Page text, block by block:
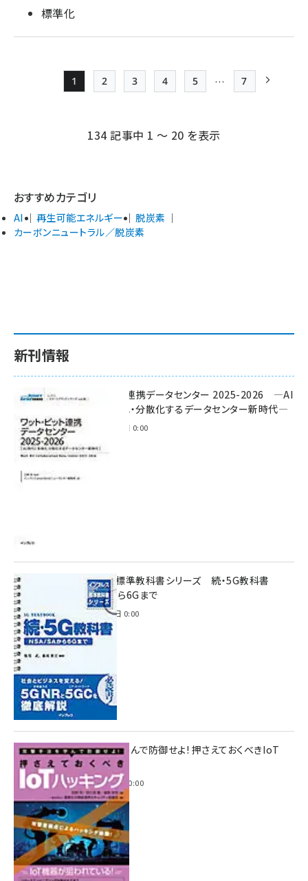
標準化
ジ
Page
1
Page
2
Page
3
Page
4
Page
5 …
最終ページ
7
134 記事中 1 ～ 20 を表示
おすすめカテゴリ
AI 再生可能エネルギー
脱炭素
カーボンニュートラル／脱炭素
新刊情報
ワット・ビット連携データセンター 2025-2026 ―AI
時代に多様化・分散化するデータセンター新時代―
2025年11月28日 0:00
インプレス標準教科書シリーズ 続・5G教科書
NSA/SAから6Gまで
2023年4月3日 0:00
攻撃手法を学んで防御せよ! 押さえておくべきIoT
ハッキング
2022年6月14日 0:00